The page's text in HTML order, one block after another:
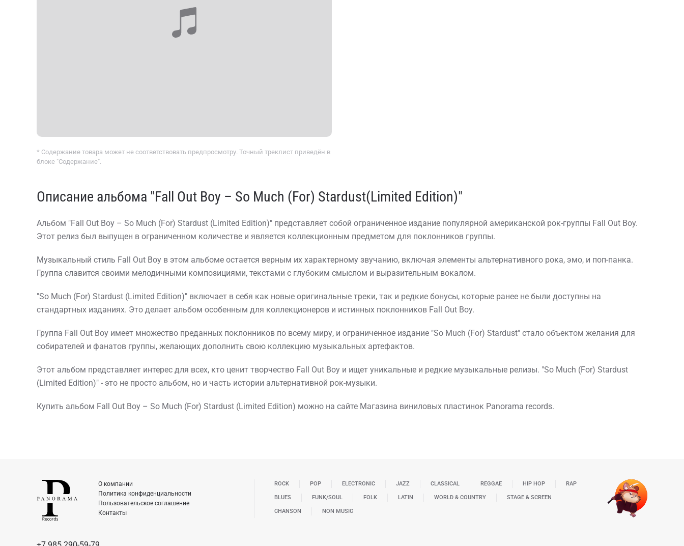
* Содержание товара может не соответствовать предпросмотру. Точный треклист приведён в
блоке "Содержание".
Описание альбома "Fall Out Boy – So Much (For) Stardust(Limited Edition)"
Альбом "Fall Out Boy – So Much (For) Stardust (Limited Edition)" представляет собой ограниченное издание популярной американской рок-группы Fall Out Boy.
Этот релиз был выпущен в ограниченном количестве и является коллекционным предметом для поклонников группы.
Музыкальный стиль Fall Out Boy в этом альбоме остается верным их характерному звучанию, включая элементы альтернативного рока, эмо, и поп-панка.
Группа славится своими мелодичными композициями, текстами с глубоким смыслом и выразительным вокалом.
"So Much (For) Stardust (Limited Edition)" включает в себя как новые оригинальные треки, так и редкие бонусы, которые ранее не были доступны на
стандартных изданиях. Это делает альбом особенным для коллекционеров и истинных поклонников Fall Out Boy.
Группа Fall Out Boy имеет множество преданных поклонников по всему миру, и ограниченное издание "So Much (For) Stardust" стало объектом желания для
собирателей и фанатов группы, желающих дополнить свою коллекцию музыкальных артефактов.
Этот альбом представляет интерес для всех, кто ценит творчество Fall Out Boy и ищет уникальные и редкие музыкальные релизы. "So Much (For) Stardust
(Limited Edition)" - это не просто альбом, но и часть истории альтернативной рок-музыки.
Купить альбом Fall Out Boy – So Much (For) Stardust (Limited Edition) можно на сайте Магазина виниловых пластинок Panorama records.
О компании
Политика конфиденциальности
Пользовательское соглашение
Контакты
ROCK POP ELECTRONIC JAZZ CLASSICAL REGGAE HIP HOP RAP
BLUES FUNK/SOUL FOLK LATIN WORLD & COUNTRY STAGE & SCREEN
CHANSON NON MUSIC